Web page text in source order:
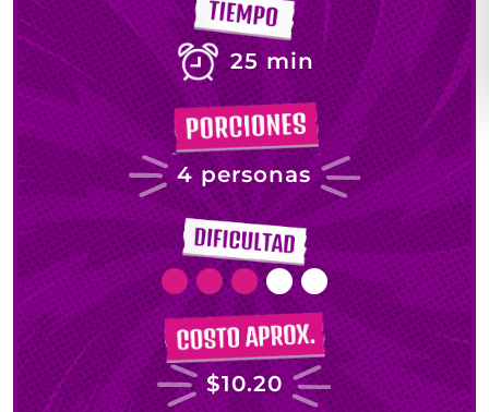
25 min
4 personas
$10.20